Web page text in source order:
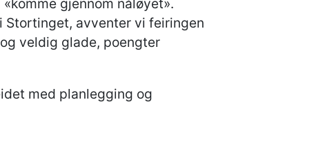
gjennom nåløyet».
Stortinget, avventer vi feiringen
veldig glade, poengter
med planlegging og